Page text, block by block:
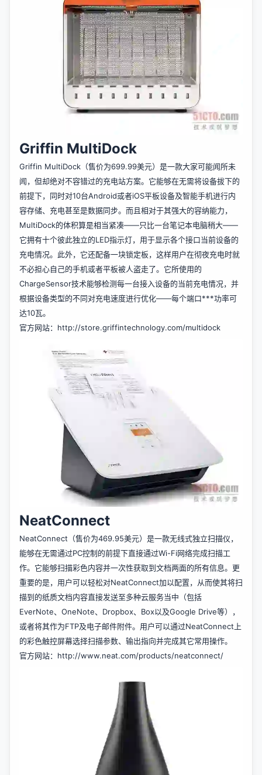
Griffin MultiDock
Griffin MultiDock（售价为699.99美元）是一款大家可能闻所未
闻，但却绝对不容错过的充电站方案。它能够在无需将设备拔下的
前提下，同时对10台Android或者iOS平板设备及智能手机进行内
容存储、充电甚至是数据同步。而且相对于其强大的容纳能力，
MultiDock的体积算是相当紧凑——只比一台笔记本电脑稍大——
它拥有十个彼此独立的LED指示灯，用于显示各个接口当前设备的
充电情况。此外，它还配备一块锁定板，这样用户在彻夜充电时就
不必担心自己的手机或者平板被人盗走了。它所使用的
ChargeSensor技术能够检测每一台接入设备的当前充电情况，并
根据设备类型的不同对充电速度进行优化——每个端口***功率可
达10瓦。
官方网站： http://store.griffintechnology.com/multidock
NeatConnect
NeatConnect（售价为469.95美元）是一款无线式独立扫描仪，
能够在无需通过PC控制的前提下直接通过Wi-Fi网络完成扫描工
作。它能够扫描彩色内容并一次性获取到文档两面的所有信息。更
重要的是，用户可以轻松对NeatConnect加以配置，从而使其将扫
描到的纸质文档内容直接发送至多种云服务当中（包括
EverNote、OneNote、Dropbox、Box以及Google Drive等），
或者将其作为FTP及电子邮件附件。用户可以通过NeatConnect上
的彩色触控屏幕选择扫描参数、输出指向并完成其它常用操作。
官方网站： http://www.neat.com/products/neatconnect/